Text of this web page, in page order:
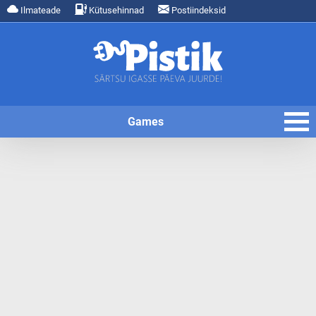
Ilmateade Kütusehinnad Postiindeksid
Games